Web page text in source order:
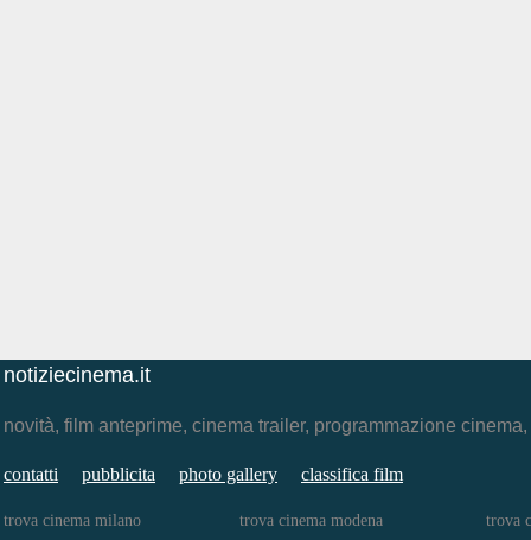
notiziecinema.it
novità, film anteprime, cinema trailer, programmazione
contatti pubblicita photo gallery classifica film
trova cinema milano trova cinema modena trova